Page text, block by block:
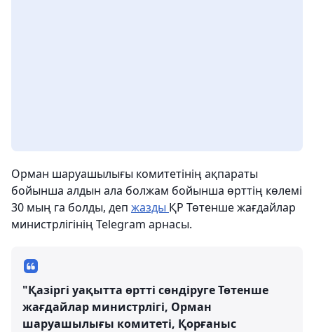
Орман шаруашылығы комитетінің ақпараты
бойынша алдын ала болжам бойынша өрттің көлемі
30 мың га болды, деп жазды ҚР Төтенше жағдайлар
министрлігінің Telegram арнасы.
"Қазіргі уақытта өртті сөндіруге Төтенше
жағдайлар министрлігі, Орман
шаруашылығы комитеті, Қорғаныс